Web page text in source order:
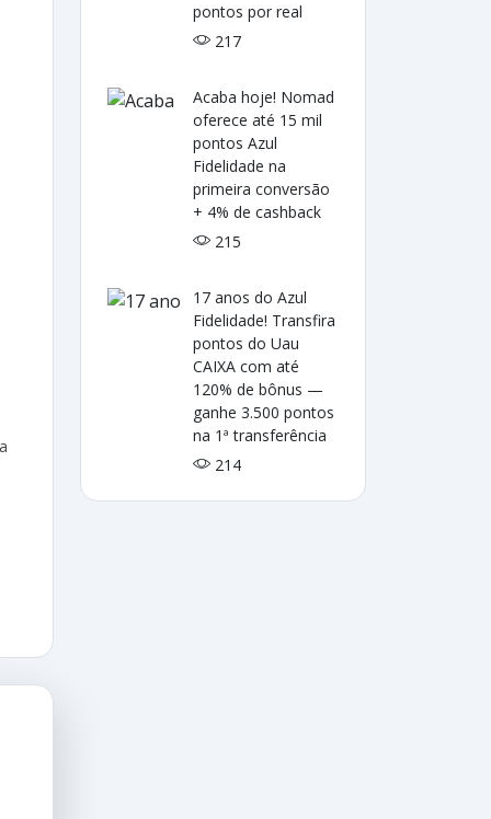
pontos por real
217
Acaba hoje! Nomad
oferece até 15 mil
pontos Azul
Fidelidade na
primeira conversão
+ 4% de cashback
215
17 anos do Azul
Fidelidade! Transfira
pontos do Uau
CAIXA com até
120% de bônus —
ganhe 3.500 pontos
na 1ª transferência
214